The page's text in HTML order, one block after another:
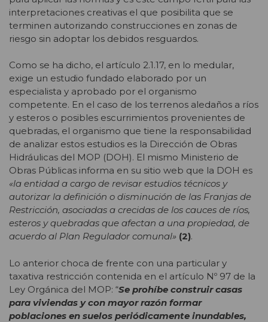
interpretaciones creativas el que posibilita que se
terminen autorizando construcciones en zonas de
riesgo sin adoptar los debidos resguardos.
Como se ha dicho, el artículo 2.1.17, en lo medular,
exige un estudio fundado elaborado por un
especialista y aprobado por el organismo
competente. En el caso de los terrenos aledaños a ríos
y esteros o posibles escurrimientos provenientes de
quebradas, el organismo que tiene la responsabilidad
de analizar estos estudios es la Dirección de Obras
Hidráulicas del MOP (DOH). El mismo Ministerio de
Obras Públicas informa en su sitio web que la DOH es
«la entidad a cargo de revisar estudios técnicos y
autorizar la definición o disminución de las Franjas de
Restricción, asociadas a crecidas de los cauces de ríos,
esteros y quebradas que afectan a una propiedad, de
acuerdo al Plan Regulador comunal» (2).
Lo anterior choca de frente con una particular y
taxativa restricción contenida en el artículo Nº 97 de la
Ley Orgánica del MOP: “Se prohíbe construir casas
para viviendas y con mayor razón formar
poblaciones en suelos periódicamente inundables,